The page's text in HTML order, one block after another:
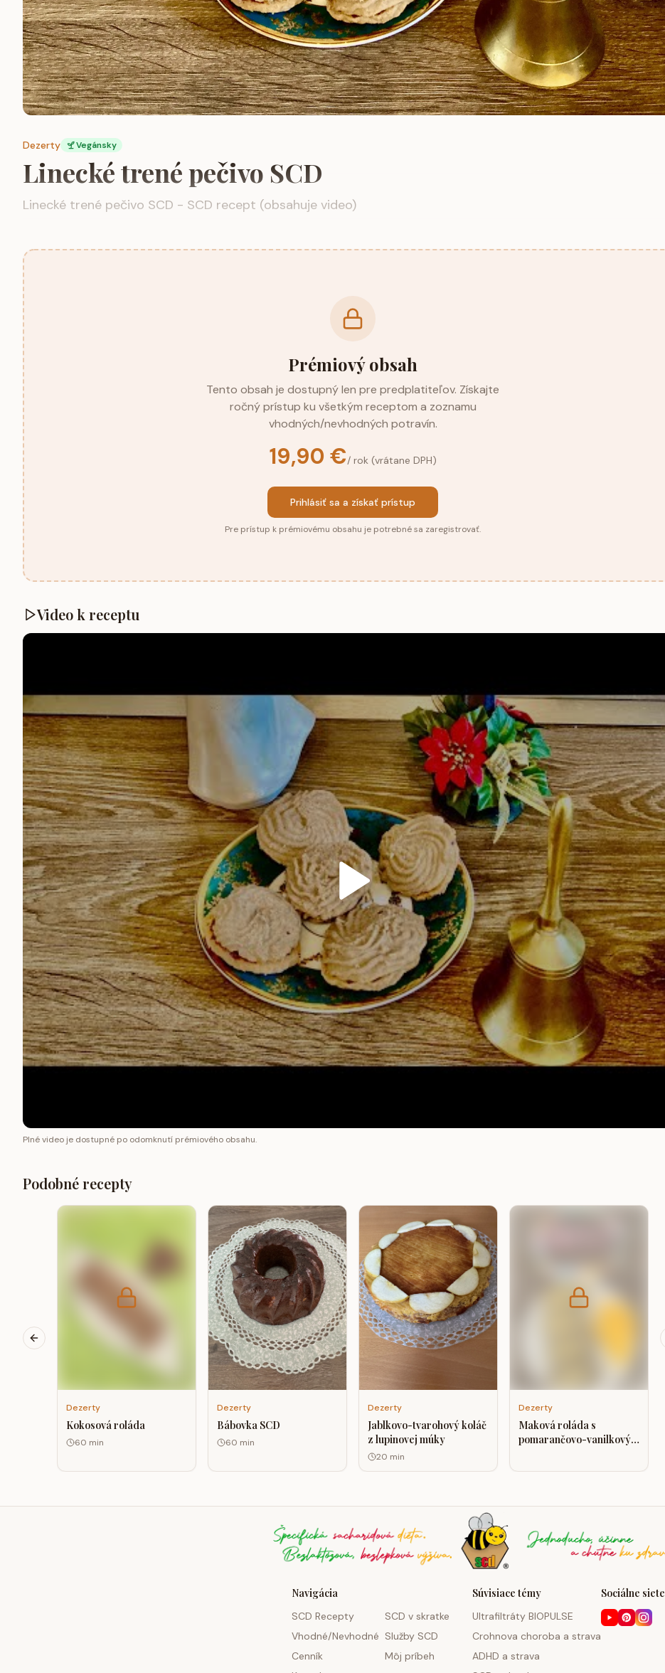
Dezerty Vegánsky
Linecké trené pečivo SCD
Linecké trené pečivo SCD - SCD recept (obsahuje video)
Prémiový obsah
Tento obsah je dostupný len pre predplatiteľov. Získajte
ročný prístup ku všetkým receptom a zoznamu
vhodných/nevhodných potravín.
19,90 €/ rok (vrátane DPH)
Prihlásiť sa a získať prístup
Pre prístup k prémiovému obsahu je potrebné sa zaregistrovať.
Video k receptu
Plné video je dostupné po odomknutí prémiového obsahu.
Podobné recepty
Dezerty
Kokosová roláda
60 min
Dezerty
Bábovka SCD
60 min
Dezerty
Jablkovo-tvarohový koláč
z lupinovej múky
20 min
Dezerty
Maková roláda s
pomarančovo-vanilkovým
Previous slide
Navigácia
SCD Recepty
SCD v skratke
Vhodné/Nevhodné Služby SCD
Cenník
Môj príbeh
Súvisiace témy
Ultrafiltráty BIOPULSE
Crohnova choroba a strava
ADHD a strava
Sociálne siete